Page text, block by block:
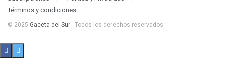
Términos y condiciones
© 2025 Gaceta del Sur - Todos los derechos reservados